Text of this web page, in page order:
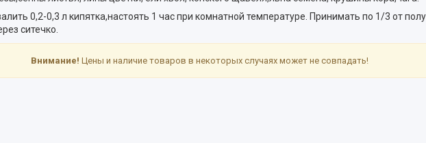
0,2-0,3 л кипятка,настоять 1 час при комнатной температуре. Принимать по 1/3 от
ситечко.
Внимание! Цены и наличие товаров в некоторых случаях может не совпадать!